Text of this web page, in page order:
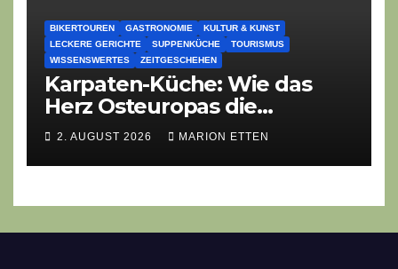
BIKERTOUREN GASTRONOMIE
KULTUR & KUNST
LECKERE GERICHTE
SUPPENKÜCHE
TOURISMUS
WISSENSWERTES
ZEITGESCHEHEN
Karpaten-Küche: Wie das
Herz Osteuropas die
moderne Ethno-Gastronomie
2. AUGUST 2026 MARION ETTEN